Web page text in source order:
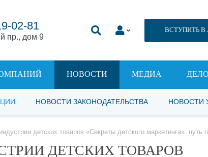
02-81
пр., дом 9
ВСТУПИТЬ
НОВОСТИ МЕДИА
НОВОСТИ ЗАКОНОДАТЕЛЬСТВА НОВОСТИ
детских товаров «Секреты детского маркетинга»: путь
ДЕТСКИХ ТОВАРОВ